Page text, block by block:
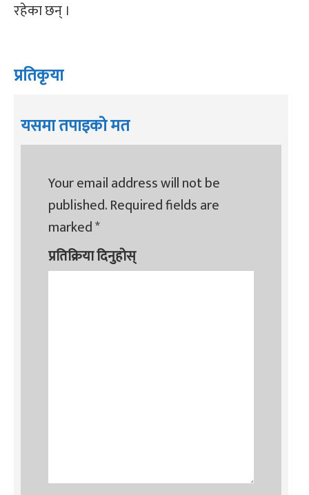
रहेका छन् ।
प्रतिकृया
यसमा तपाइको मत
Your email address will not be
published.Required fields are
marked*
प्रतिक्रिया दिनुहोस्